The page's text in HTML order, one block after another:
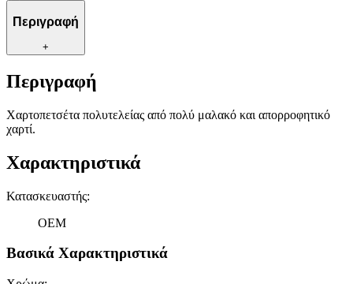
Περιγραφή
+
Περιγραφή
Χαρτοπετσέτα πολυτελείας από πολύ μαλακό και απορροφητικό
χαρτί.
Χαρακτηριστικά
Κατασκευαστής:
OEM
Βασικά Χαρακτηριστικά